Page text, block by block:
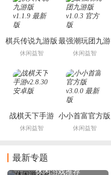
棋兵传说九游版
休闲益智
最强潮玩团九游
版
休闲益智
战棋天下手游
休闲益智
小小首富官方版
休闲益智
最新专题
休闲游戏推荐